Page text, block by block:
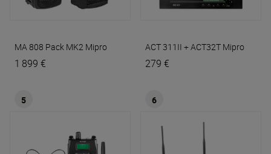
MA 808 Pack MK2 Mipro
1 899 €
ACT 311II + ACT32T Mipro
279 €
5 6